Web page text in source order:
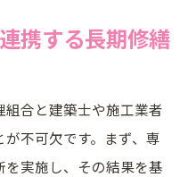
携する長期修繕
合と建築士や施工業者
不可欠です。まず、専
実施し、その結果を基